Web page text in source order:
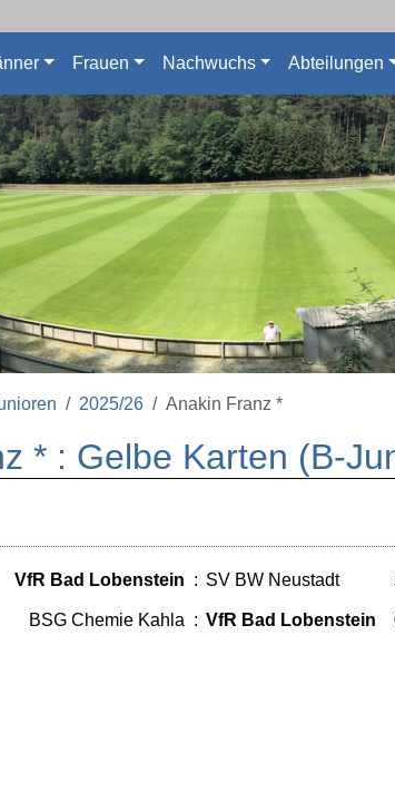
Frauen Nachwuchs Abteilungen
2025/26 Anakin Franz *
* : Gelbe Karten (B-
VfR Bad Lobenstein : SV BW Neustadt
BSG Chemie Kahla : VfR Bad Lobenstein